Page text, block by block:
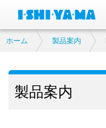
ホーム 製品案内
製品案内